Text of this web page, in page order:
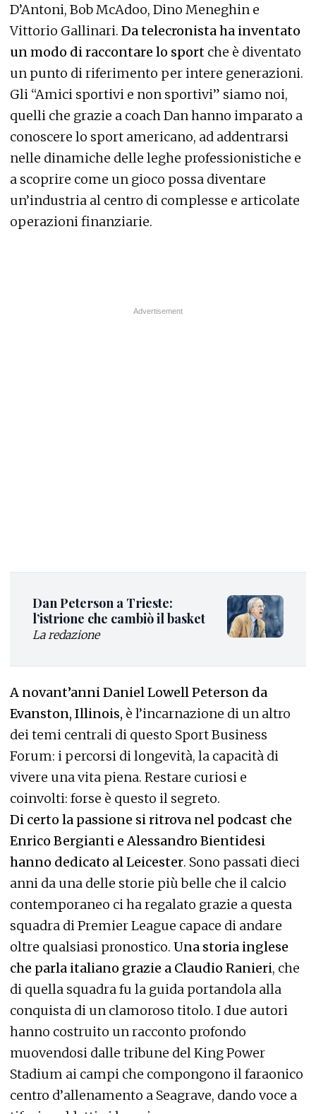
D’Antoni, Bob McAdoo, Dino Meneghin e
Vittorio Gallinari. Da telecronista ha inventato
un modo di raccontare lo sport che è diventato
un punto di riferimento per intere generazioni.
Gli “Amici sportivi e non sportivi” siamo noi,
quelli che grazie a coach Dan hanno imparato a
conoscere lo sport americano, ad addentrarsi
nelle dinamiche delle leghe professionistiche e
a scoprire come un gioco possa diventare
un’industria al centro di complesse e articolate
operazioni finanziarie.
Dan Peterson a Trieste:
l’istrione che cambiò il basket
La redazione
A novant’anni Daniel Lowell Peterson da
Evanston, Illinois, è l’incarnazione di un altro
dei temi centrali di questo Sport Business
Forum: i percorsi di longevità, la capacità di
vivere una vita piena. Restare curiosi e
coinvolti: forse è questo il segreto.
Di certo la passione si ritrova nel podcast che
Enrico Bergianti e Alessandro Bientidesi
hanno dedicato al Leicester. Sono passati dieci
anni da una delle storie più belle che il calcio
contemporaneo ci ha regalato grazie a questa
squadra di Premier League capace di andare
oltre qualsiasi pronostico. Una storia inglese
che parla italiano grazie a Claudio Ranieri, che
di quella squadra fu la guida portandola alla
conquista di un clamoroso titolo. I due autori
hanno costruito un racconto profondo
muovendosi dalle tribune del King Power
Stadium ai campi che compongono il faraonico
centro d’allenamento a Seagrave, dando voce a